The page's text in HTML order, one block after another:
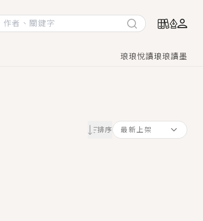
琅琅悅讀琅琅讀墨
回找新歡，他居然還後悔了？
畫！
……
排序 最新上架